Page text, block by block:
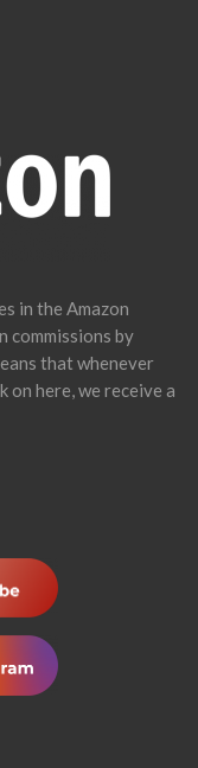
in the Amazon
commissions by
that whenever
on here, we receive a